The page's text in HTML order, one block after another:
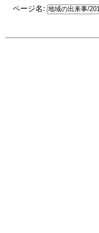
ページ名: